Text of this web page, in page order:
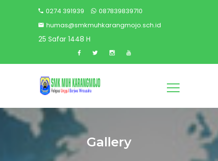
0274 391939
087839839710
humas@smkmuhkarangmojo.sch.id
25 Safar 1448 H
Gallery